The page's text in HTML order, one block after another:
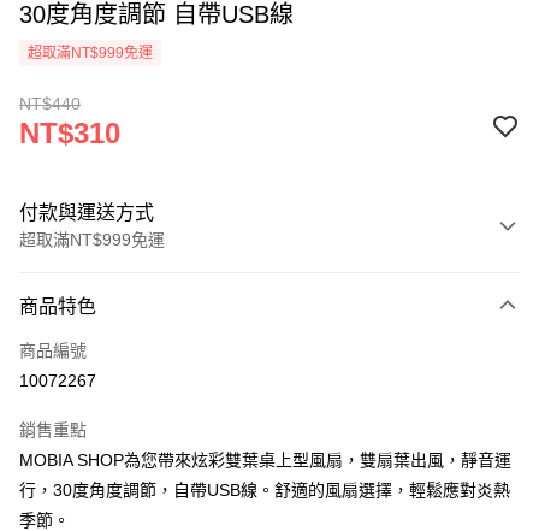
30度角度調節 自帶USB線
超取滿NT$999免運
NT$440
NT$310
付款與運送方式
超取滿NT$999免運
信用卡一次付款
LINE Pay
街口支付
悠遊付
商品特色
商品編號
10072267
銷售重點
MOBIA SHOP為您帶來炫彩雙葉桌上型風扇，雙扇葉出風，靜音運
行，30度角度調節，自帶USB線。舒適的風扇選擇，輕鬆應對炎熱
季節。